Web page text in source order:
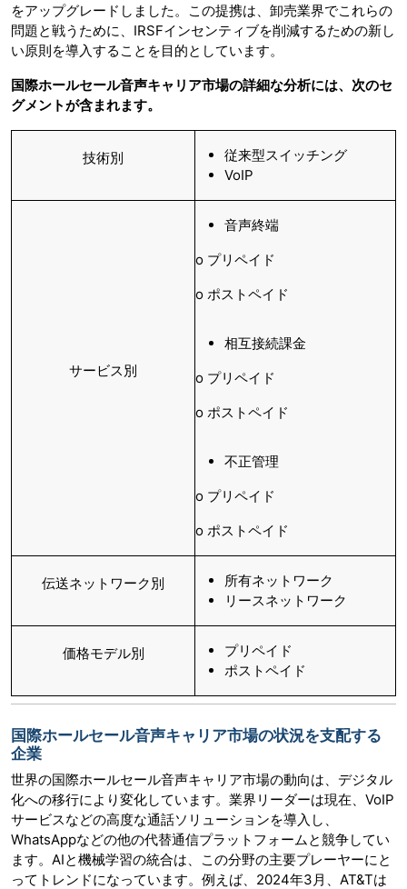
をアップグレードしました。この提携は、卸売業界でこれらの
問題と戦うために、IRSFインセンティブを削減するための新し
い原則を導入することを目的としています。
国際ホールセール音声キャリア市場の詳細な分析には、次のセ
グメントが含まれます。
技術別
従来型スイッチング
VoIP
サービス別
音声終端
o プリペイド
o ポストペイド
相互接続課金
o プリペイド
o ポストペイド
不正管理
o プリペイド
o ポストペイド
伝送ネットワーク別
所有ネットワーク
リースネットワーク
価格モデル別
プリペイド
ポストペイド
国際ホールセール音声キャリア市場の状況を支配する
企業
世界の国際ホールセール音声キャリア市場の動向は、デジタル
化への移行により変化しています。業界リーダーは現在、VoIP
サービスなどの高度な通話ソリューションを導入し、
WhatsAppなどの他の代替通信プラットフォームと競争してい
ます。AIと機械学習の統合は、この分野の主要プレーヤーにと
ってトレンドになっています。例えば、2024年3月、AT&Tは